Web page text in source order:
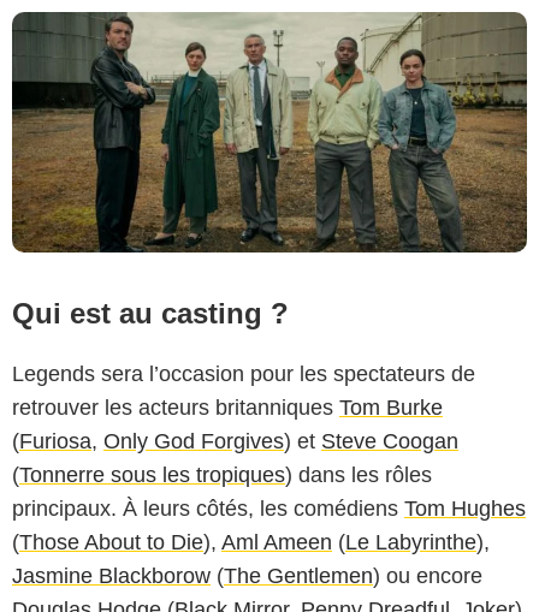
Qui est au casting ?
Legends sera l’occasion pour les spectateurs de
retrouver les acteurs britanniques Tom Burke
(Furiosa, Only God Forgives) et Steve Coogan
(Tonnerre sous les tropiques) dans les rôles
principaux. À leurs côtés, les comédiens Tom Hughes
(Those About to Die), Aml Ameen (Le Labyrinthe),
Jasmine Blackborow (The Gentlemen) ou encore